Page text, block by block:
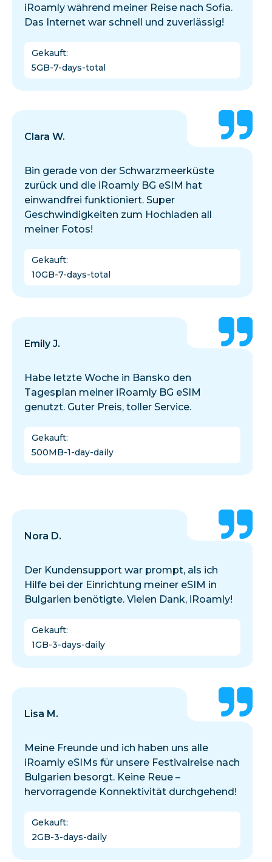
iRoamly während meiner Reise nach Sofia.
Das Internet war schnell und zuverlässig!
Gekauft:
5GB-7-days-total
Clara W.
Bin gerade von der Schwarzmeerküste
zurück und die iRoamly BG eSIM hat
einwandfrei funktioniert. Super
Geschwindigkeiten zum Hochladen all
meiner Fotos!
Gekauft:
10GB-7-days-total
Emily J.
Habe letzte Woche in Bansko den
Tagesplan meiner iRoamly BG eSIM
genutzt. Guter Preis, toller Service.
Gekauft:
500MB-1-day-daily
Nora D.
Der Kundensupport war prompt, als ich
Hilfe bei der Einrichtung meiner eSIM in
Bulgarien benötigte. Vielen Dank, iRoamly!
Gekauft:
1GB-3-days-daily
Lisa M.
Meine Freunde und ich haben uns alle
iRoamly eSIMs für unsere Festivalreise nach
Bulgarien besorgt. Keine Reue –
hervorragende Konnektivität durchgehend!
Gekauft:
2GB-3-days-daily